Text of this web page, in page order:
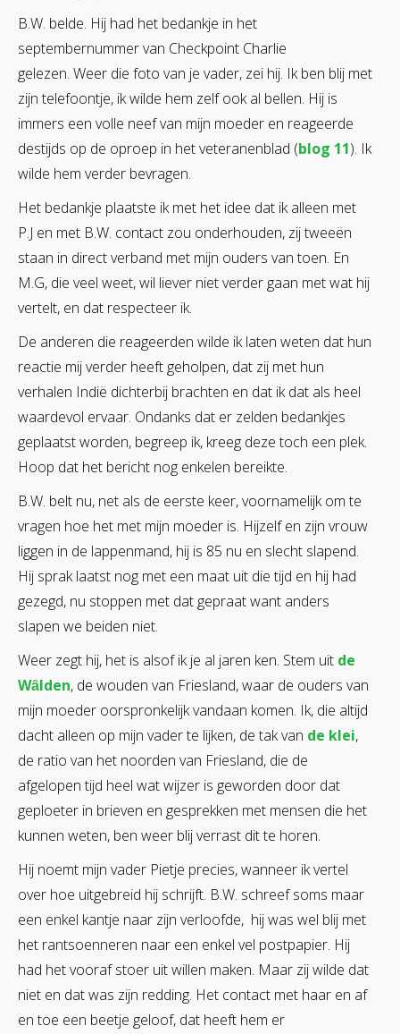
B.W. belde. Hij had het bedankje in het
septembernummer van Checkpoint Charlie
gelezen. Weer die foto van je vader, zei hij. Ik ben blij met
zijn telefoontje, ik wilde hem zelf ook al bellen. Hij is
immers een volle neef van mijn moeder en reageerde
destijds op de oproep in het veteranenblad (blog 11). Ik
wilde hem verder bevragen.
Het bedankje plaatste ik met het idee dat ik alleen met
P.J en met B.W. contact zou onderhouden, zij tweeën
staan in direct verband met mijn ouders van toen. En
M.G, die veel weet, wil liever niet verder gaan met wat hij
vertelt, en dat respecteer ik.
De anderen die reageerden wilde ik laten weten dat hun
reactie mij verder heeft geholpen, dat zij met hun
verhalen Indië dichterbij brachten en dat ik dat als heel
waardevol ervaar. Ondanks dat er zelden bedankjes
geplaatst worden, begreep ik, kreeg deze toch een plek.
Hoop dat het bericht nog enkelen bereikte.
B.W. belt nu, net als de eerste keer, voornamelijk om te
vragen hoe het met mijn moeder is. Hijzelf en zijn vrouw
liggen in de lappenmand, hij is 85 nu en slecht slapend.
Hij sprak laatst nog met een maat uit die tijd en hij had
gezegd, nu stoppen met dat gepraat want anders
slapen we beiden niet.
Weer zegt hij, het is alsof ik je al jaren ken. Stem uit de
Wȃlden, de wouden van Friesland, waar de ouders van
mijn moeder oorspronkelijk vandaan komen. Ik, die altijd
dacht alleen op mijn vader te lijken, de tak van de klei,
de ratio van het noorden van Friesland, die de
afgelopen tijd heel wat wijzer is geworden door dat
geploeter in brieven en gesprekken met mensen die het
kunnen weten, ben weer blij verrast dit te horen.
Hij noemt mijn vader Pietje precies, wanneer ik vertel
over hoe uitgebreid hij schrijft. B.W. schreef soms maar
een enkel kantje naar zijn verloofde, hij was wel blij met
het rantsoenneren naar een enkel vel postpapier. Hij
had het vooraf stoer uit willen maken. Maar zij wilde dat
niet en dat was zijn redding. Het contact met haar en af
en toe een beetje geloof, dat heeft hem er